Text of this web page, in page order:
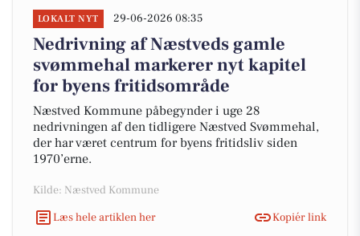
LOKALT NYT 29-06-2026 08:35
Nedrivning af Næstveds gamle
svømmehal markerer nyt kapitel
for byens fritidsområde
Næstved Kommune påbegynder i uge 28
nedrivningen af den tidligere Næstved Svømmehal,
der har været centrum for byens fritidsliv siden
1970’erne.
Kilde: Næstved Kommune
Læs hele artiklen her
Kopiér link